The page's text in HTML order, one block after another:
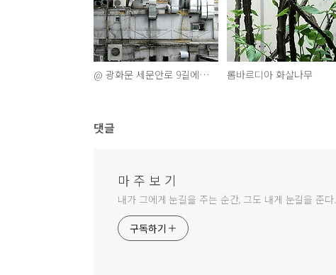
@ 광화문 세문안로 9길에서....2002 롬바르디아 화살나무
댓글
마 주 보 기
내가 그에게 눈길을 주는 순간, 그도 내게 눈길을 준다.
구독하기